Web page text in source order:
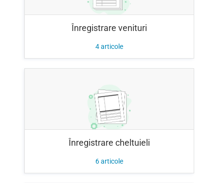
Înregistrare venituri
4articole
Înregistrare cheltuieli
6articole